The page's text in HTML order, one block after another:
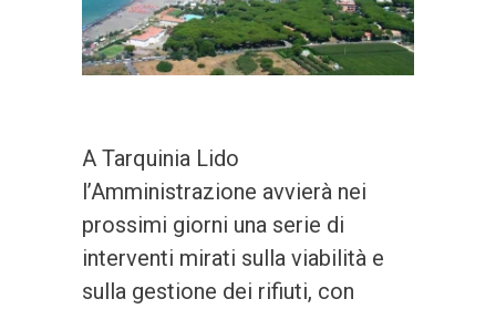
A Tarquinia Lido
l’Amministrazione avvierà nei
prossimi giorni una serie di
interventi mirati sulla viabilità e
sulla gestione dei rifiuti, con